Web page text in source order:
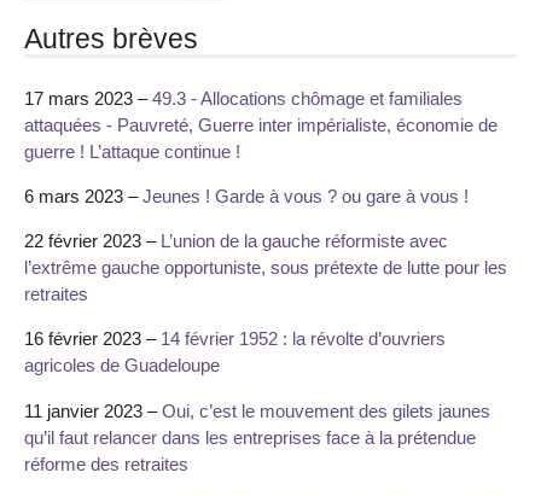
Autres brèves
17 mars 2023 –49.3 - Allocations chômage et familiales
attaquées - Pauvreté, Guerre inter impérialiste, économie de
guerre ! L’attaque continue !
6 mars 2023 –Jeunes ! Garde à vous ? ou gare à vous !
22 février 2023 – L’union de la gauche réformiste avec
l’extrême gauche opportuniste, sous prétexte de lutte pour les
retraites
16 février 2023 – 14 février 1952 : la révolte d’ouvriers
agricoles de Guadeloupe
11 janvier 2023 –Oui, c’est le mouvement des gilets jaunes
qu’il faut relancer dans les entreprises face à la prétendue
réforme des retraites